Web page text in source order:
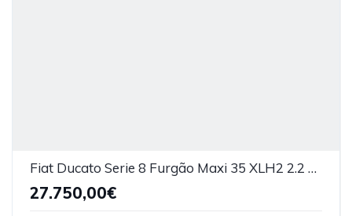
Fiat Ducato Serie 8 Furgão Maxi 35 XLH2 2.2 Multijet 140cv
27.750,00€